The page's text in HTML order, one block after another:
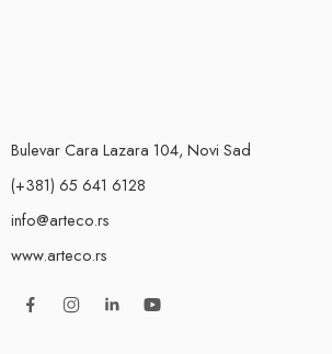
Bulevar Cara Lazara 104, Novi Sad
(+381) 65 641 6128
info@arteco.rs
www.arteco.rs